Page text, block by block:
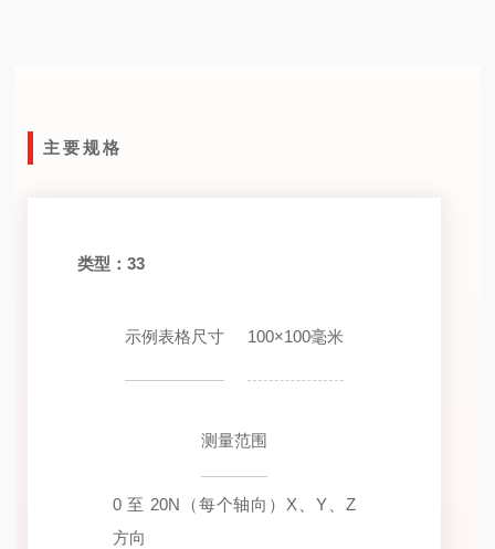
主要规格
类型：33
示例表格尺寸 100×100毫米
测量范围
0 至 20N（每个轴向）X、Y、Z
方向